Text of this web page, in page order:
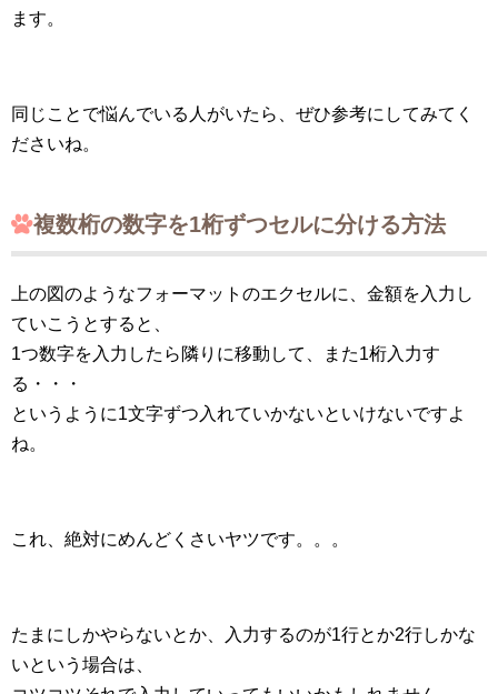
ます。
同じことで悩んでいる人がいたら、ぜひ参考にしてみてく
ださいね。
複数桁の数字を1桁ずつセルに分ける方法
上の図のようなフォーマットのエクセルに、金額を入力し
ていこうとすると、
1つ数字を入力したら隣りに移動して、また1桁入力す
る・・・
というように1文字ずつ入れていかないといけないですよ
ね。
これ、絶対にめんどくさいヤツです。。。
たまにしかやらないとか、入力するのが1行とか2行しかな
いという場合は、